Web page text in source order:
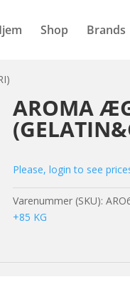
Shop Brands
AROMA
Please, login to see
Varenummer (SKU):
+85 KG